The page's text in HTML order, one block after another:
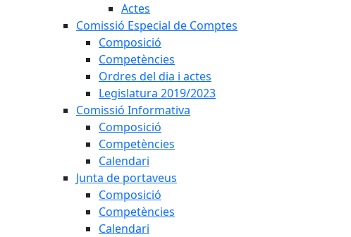
Actes
Comissió Especial de Comptes
Composició
Competències
Ordres del dia i actes
Legislatura 2019/2023
Comissió Informativa
Composició
Competències
Calendari
Junta de portaveus
Composició
Competències
Calendari